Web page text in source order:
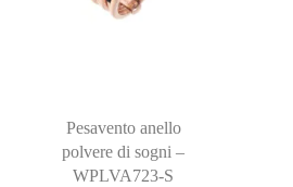
Pesavento anello
polvere di sogni –
WPLVA723-S